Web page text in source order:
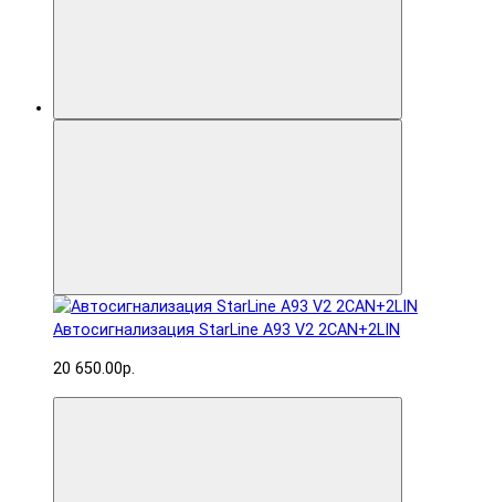
Автосигнализация StarLine A93 V2 2CAN+2LIN
20 650.00р.